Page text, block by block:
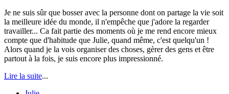
Je ne suis sûr que bosser avec la personne dont on partage la vie soit
la meilleure idée du monde, il n'empêche que j'adore la regarder
travailler... Ca fait partie des moments où je me rend encore mieux
compte que d'habitude que Julie, quand même, c'est quelqu'un !
Alors quand je la vois organiser des choses, gèrer des gens et être
partout à la fois, je suis encore plus impressionné.
Lire la suite...